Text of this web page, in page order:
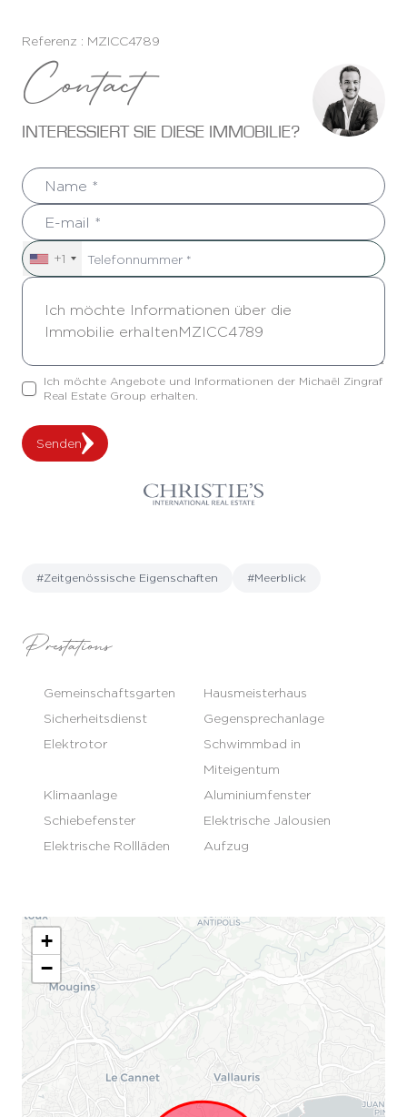
Referenz : MZICC4789
Contact
INTERESSIERT SIE DIESE IMMOBILIE?
+1
Ich möchte Angebote und Informationen der Michaël Zingraf
Real Estate Group erhalten.
Senden
#Zeitgenössische Eigenschaften #Meerblick
Prestations
Gemeinschaftsgarten
Hausmeisterhaus
Sicherheitsdienst
Gegensprechanlage
Elektrotor
Schwimmbad in
Miteigentum
Klimaanlage
Aluminiumfenster
Schiebefenster
Elektrische Jalousien
Elektrische Rollläden
Aufzug
+
−